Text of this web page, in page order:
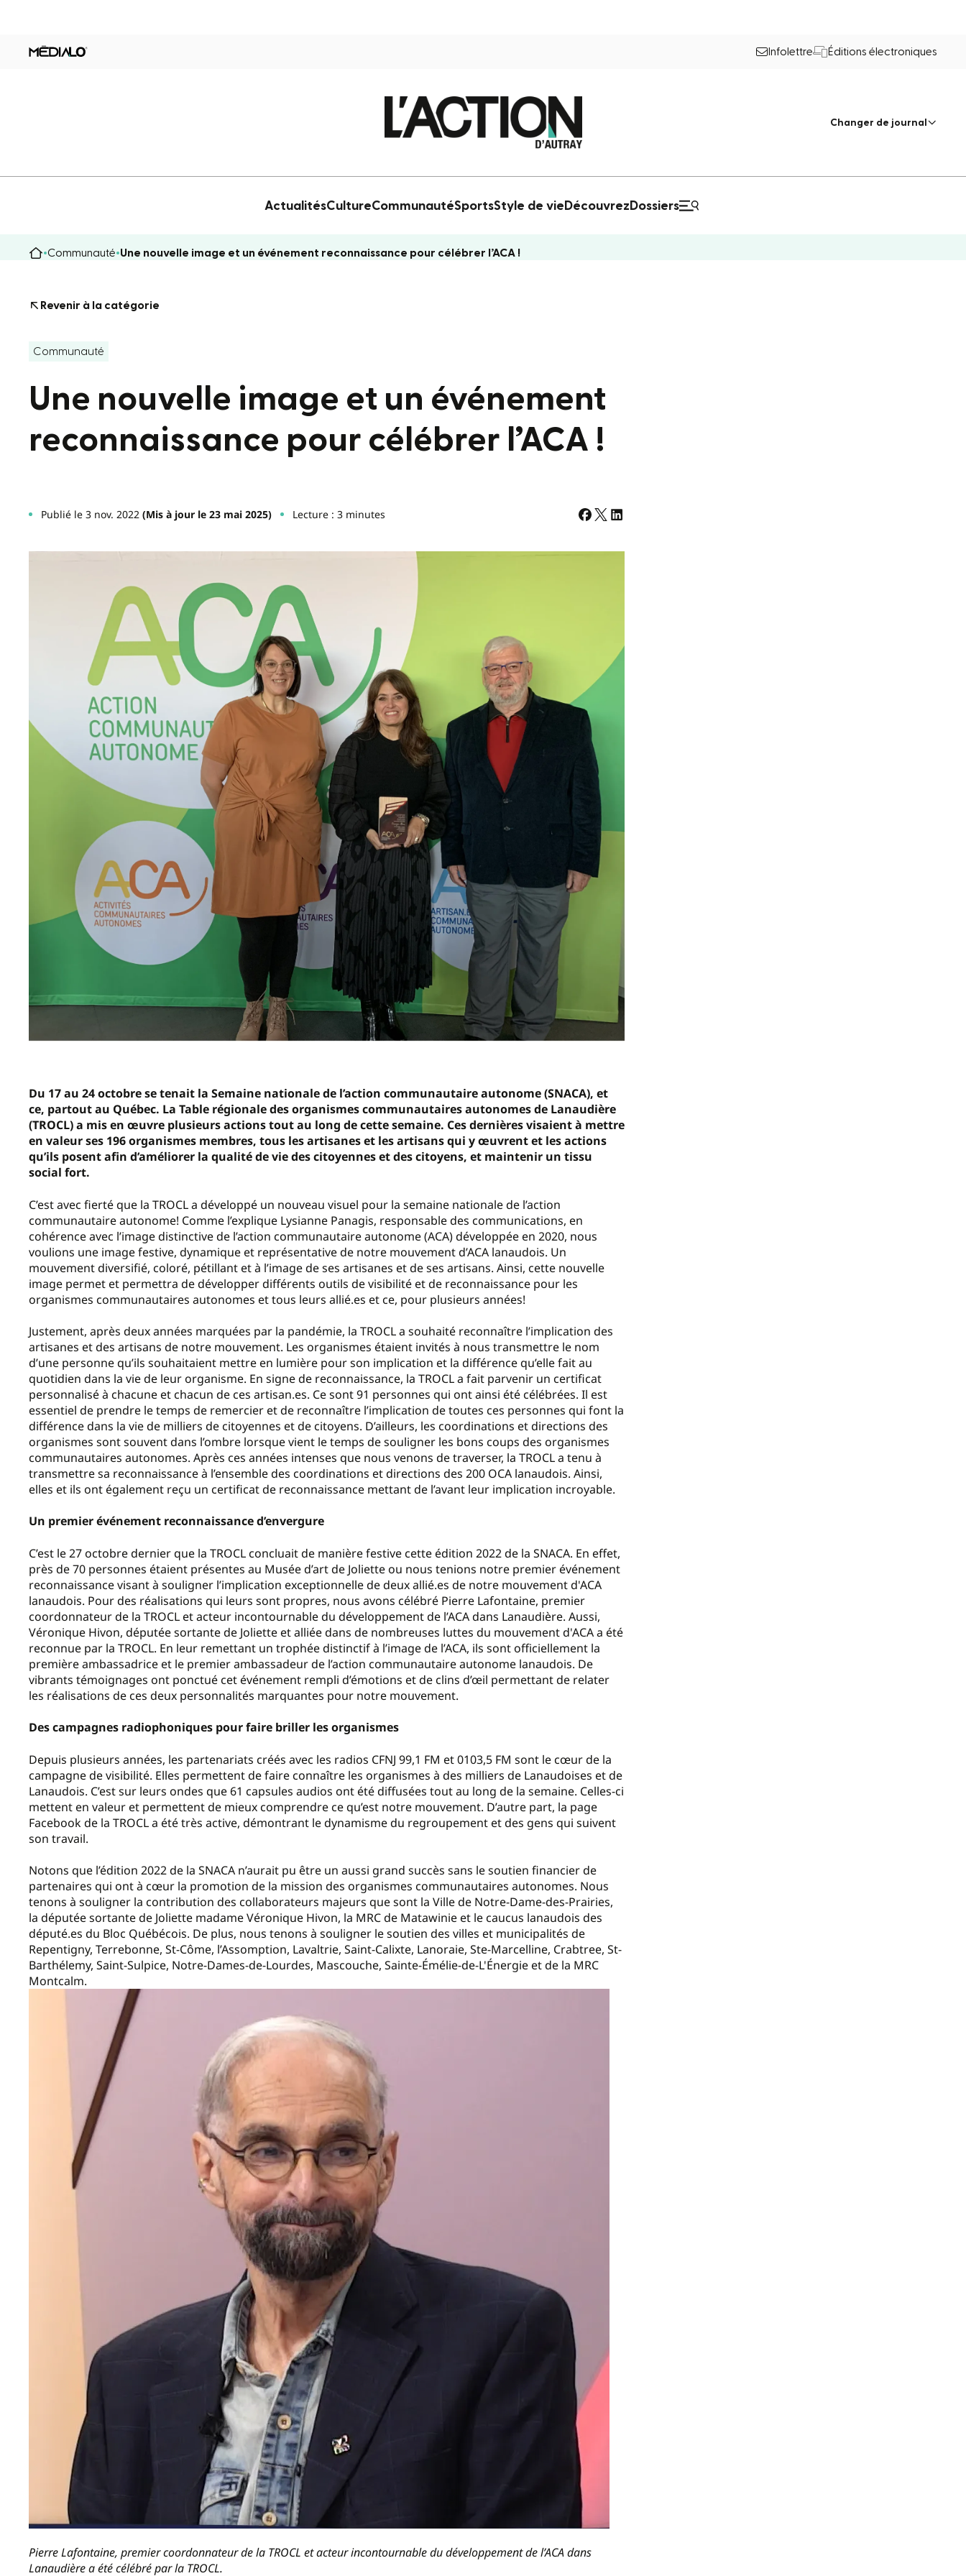
Infolettre Éditions électroniques
Changer de journal
ActualitésCultureCommunautéSportsStyle de vie Découvrez Dossiers
Communauté Une nouvelle image et un événement reconnaissance pour célébrer l’ACA !
Revenir à la catégorie
Communauté
Une nouvelle image et un événement
reconnaissance pour célébrer l’ACA !
Publié le 3 nov. 2022 (Mis à jour le 23 mai 2025) Lecture : 3 minutes
Du 17 au 24 octobre se tenait la Semaine nationale de l’action communautaire autonome (SNACA), et
ce, partout au Québec. La Table régionale des organismes communautaires autonomes de Lanaudière
(TROCL) a mis en œuvre plusieurs actions tout au long de cette semaine. Ces dernières visaient à mettre
en valeur ses 196 organismes membres, tous les artisanes et les artisans qui y œuvrent et les actions
qu’ils posent afin d’améliorer la qualité de vie des citoyennes et des citoyens, et maintenir un tissu
social fort.
C’est avec fierté que la TROCL a développé un nouveau visuel pour la semaine nationale de l’action
communautaire autonome! Comme l’explique Lysianne Panagis, responsable des communications, en
cohérence avec l’image distinctive de l’action communautaire autonome (ACA) développée en 2020, nous
voulions une image festive, dynamique et représentative de notre mouvement d’ACA lanaudois. Un
mouvement diversifié, coloré, pétillant et à l’image de ses artisanes et de ses artisans. Ainsi, cette nouvelle
image permet et permettra de développer différents outils de visibilité et de reconnaissance pour les
organismes communautaires autonomes et tous leurs allié.es et ce, pour plusieurs années!
Justement, après deux années marquées par la pandémie, la TROCL a souhaité reconnaître l’implication des
artisanes et des artisans de notre mouvement. Les organismes étaient invités à nous transmettre le nom
d’une personne qu’ils souhaitaient mettre en lumière pour son implication et la différence qu’elle fait au
quotidien dans la vie de leur organisme. En signe de reconnaissance, la TROCL a fait parvenir un certificat
personnalisé à chacune et chacun de ces artisan.es. Ce sont 91 personnes qui ont ainsi été célébrées. Il est
essentiel de prendre le temps de remercier et de reconnaître l’implication de toutes ces personnes qui font la
différence dans la vie de milliers de citoyennes et de citoyens. D’ailleurs, les coordinations et directions des
organismes sont souvent dans l’ombre lorsque vient le temps de souligner les bons coups des organismes
communautaires autonomes. Après ces années intenses que nous venons de traverser, la TROCL a tenu à
transmettre sa reconnaissance à l’ensemble des coordinations et directions des 200 OCA lanaudois. Ainsi,
elles et ils ont également reçu un certificat de reconnaissance mettant de l’avant leur implication incroyable.
Un premier événement reconnaissance d’envergure
C’est le 27 octobre dernier que la TROCL concluait de manière festive cette édition 2022 de la SNACA. En effet,
près de 70 personnes étaient présentes au Musée d’art de Joliette ou nous tenions notre premier événement
reconnaissance visant à souligner l’implication exceptionnelle de deux allié.es de notre mouvement d'ACA
lanaudois. Pour des réalisations qui leurs sont propres, nous avons célébré Pierre Lafontaine, premier
coordonnateur de la TROCL et acteur incontournable du développement de l’ACA dans Lanaudière. Aussi,
Véronique Hivon, députée sortante de Joliette et alliée dans de nombreuses luttes du mouvement d'ACA a été
reconnue par la TROCL. En leur remettant un trophée distinctif à l’image de l’ACA, ils sont officiellement la
première ambassadrice et le premier ambassadeur de l’action communautaire autonome lanaudois. De
vibrants témoignages ont ponctué cet événement rempli d’émotions et de clins d’œil permettant de relater
les réalisations de ces deux personnalités marquantes pour notre mouvement.
Des campagnes radiophoniques pour faire briller les organismes
Depuis plusieurs années, les partenariats créés avec les radios CFNJ 99,1 FM et 0103,5 FM sont le cœur de la
campagne de visibilité. Elles permettent de faire connaître les organismes à des milliers de Lanaudoises et de
Lanaudois. C’est sur leurs ondes que 61 capsules audios ont été diffusées tout au long de la semaine. Celles-ci
mettent en valeur et permettent de mieux comprendre ce qu’est notre mouvement. D’autre part, la page
Facebook de la TROCL a été très active, démontrant le dynamisme du regroupement et des gens qui suivent
son travail.
Notons que l’édition 2022 de la SNACA n’aurait pu être un aussi grand succès sans le soutien financier de
partenaires qui ont à cœur la promotion de la mission des organismes communautaires autonomes. Nous
tenons à souligner la contribution des collaborateurs majeurs que sont la Ville de Notre-Dame-des-Prairies,
la députée sortante de Joliette madame Véronique Hivon, la MRC de Matawinie et le caucus lanaudois des
député.es du Bloc Québécois. De plus, nous tenons à souligner le soutien des villes et municipalités de
Repentigny, Terrebonne, St-Côme, l’Assomption, Lavaltrie, Saint-Calixte, Lanoraie, Ste-Marcelline, Crabtree, St-
Barthélemy, Saint-Sulpice, Notre-Dames-de-Lourdes, Mascouche, Sainte-Émélie-de-L'Énergie et de la MRC
Montcalm.
Pierre Lafontaine, premier coordonnateur de la TROCL et acteur incontournable du développement de l’ACA dans
Lanaudière a été célébré par la TROCL.